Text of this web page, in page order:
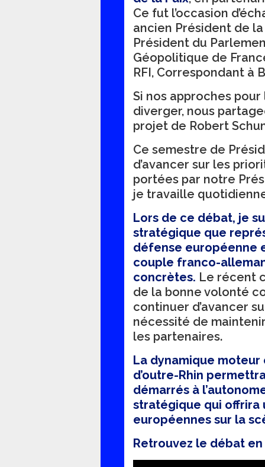
Ce fut l’occasion
ancien Président de
Président du
Géopolitique de
RFI, Correspondant à
Si nos approches
diverger, nous
projet de Robert
Ce semestre de
d’avancer sur les
portées par notre
je travaille
Lors de ce débat, je
stratégique que
défense européenne
couple franco-
concrètes. Le récent
de la bonne volonté
continuer d’avancer
nécessité de
les partenaires.
La dynamique moteur
d’outre-Rhin
démarrés à
stratégique qui offrira
européennes sur la
Retrouvez le débat